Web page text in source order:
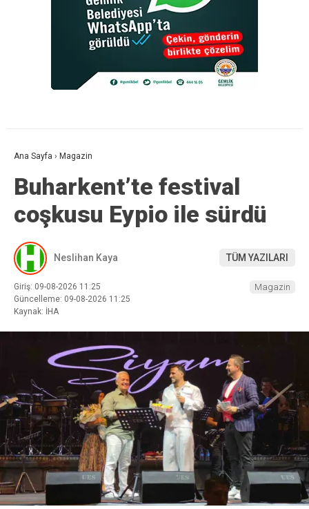
Ana Sayfa › Magazin
Buharkent’te festival
coşkusu Eypio ile sürdü
Neslihan Kaya TÜM YAZILARI
Giriş: 09-08-2026 11:25
Güncelleme: 09-08-2026 11:25
Kaynak: İHA
Magazin